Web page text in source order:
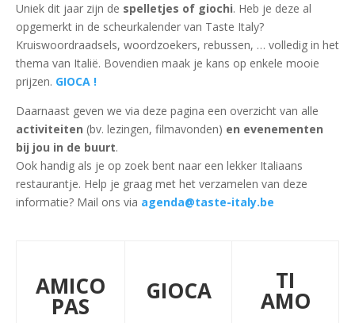
Uniek dit jaar zijn de spelletjes of giochi. Heb je deze al
opgemerkt in de scheurkalender van Taste Italy?
Kruiswoordraadsels, woordzoekers, rebussen, … volledig in het
thema van Italië. Bovendien maak je kans op enkele mooie
prijzen. GIOCA !
Daarnaast geven we via deze pagina een overzicht van alle
activiteiten (bv. lezingen, filmavonden) en evenementen
bij jou in de buurt.
Ook handig als je op zoek bent naar een lekker Italiaans
restaurantje. Help je graag met het verzamelen van deze
informatie? Mail ons via agenda@taste-italy.be
AMICO
PAS
GIOCA TI
AMO